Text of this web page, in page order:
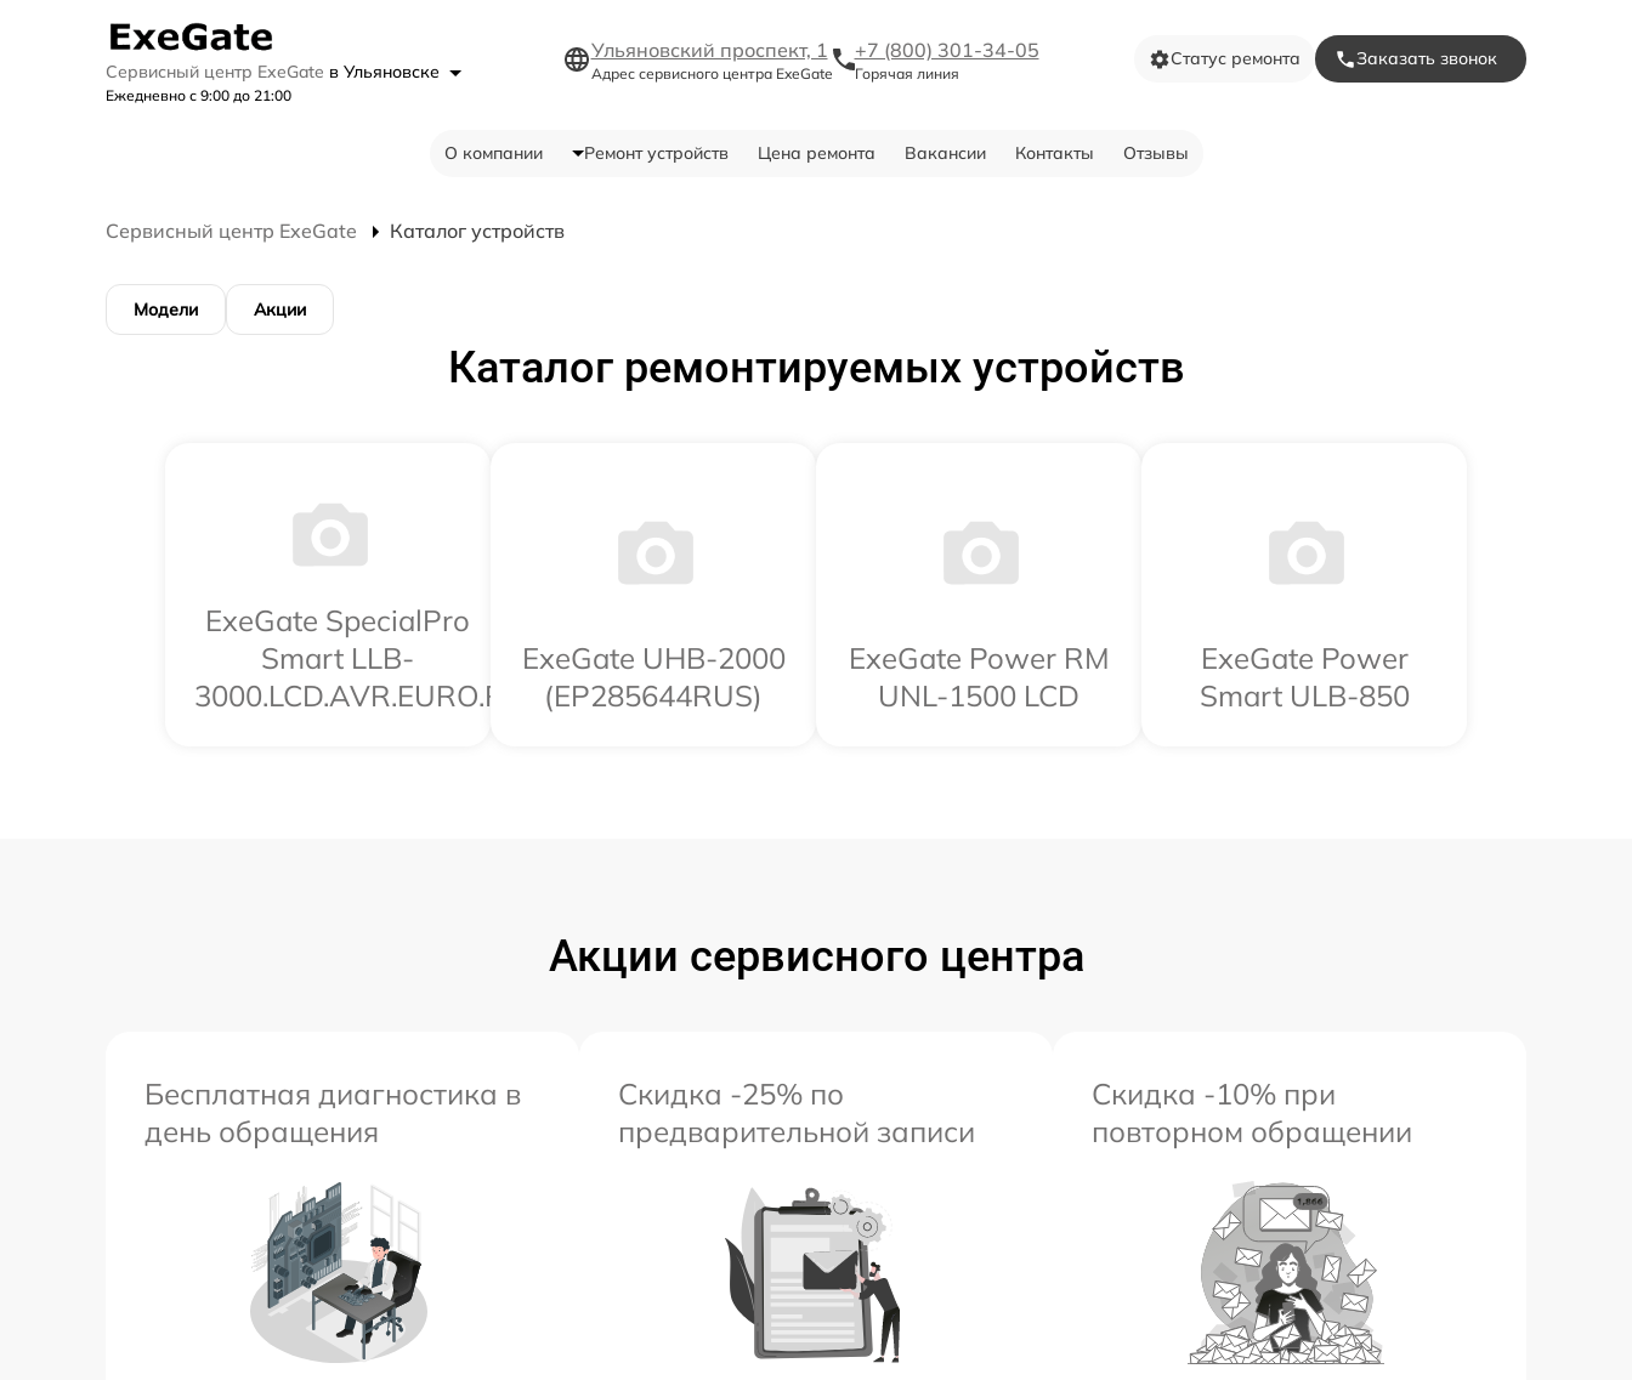
Сервисный центр ExeGate в Ульяновске
Ежедневно с 9:00 до 21:00
Ульяновский проспект, 1
Адрес сервисного центра ExeGate
+7 (800) 301-34-05
Горячая линия
Статус ремонта Заказать звонок
О компании Ремонт устройств Цена ремонта Вакансии Контакты Отзывы
Сервисный центр ExeGate Каталог устройств
Модели Акции
Каталог ремонтируемых устройств
ExeGate SpecialPro
Smart LLB-
3000.LCD.AVR.EURO.RJ.USB
ExeGate UHB-2000
(EP285644RUS)
ExeGate Power RM
UNL-1500 LCD
ExeGate Power
Smart ULB-850
Акции сервисного центра
Бесплатная диагностика в
день обращения
Скидка -25% по
предварительной записи
Скидка -10% при
повторном обращении